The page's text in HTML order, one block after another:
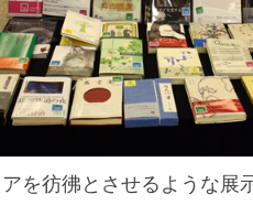
を彷彿とさせるような展